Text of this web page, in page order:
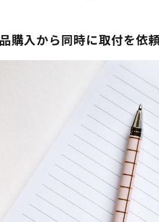
購入から同時に取付を依